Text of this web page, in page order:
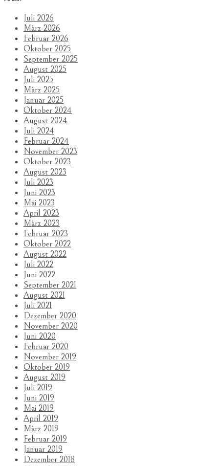
Juli 2026
März 2026
Februar 2026
Oktober 2025
September 2025
August 2025
Juli 2025
März 2025
Januar 2025
Oktober 2024
August 2024
Juli 2024
Februar 2024
November 2023
Oktober 2023
August 2023
Juli 2023
Juni 2023
Mai 2023
April 2023
März 2023
Februar 2023
Oktober 2022
August 2022
Juli 2022
Juni 2022
September 2021
August 2021
Juli 2021
Dezember 2020
November 2020
Juni 2020
Februar 2020
November 2019
Oktober 2019
August 2019
Juli 2019
Juni 2019
Mai 2019
April 2019
März 2019
Februar 2019
Januar 2019
Dezember 2018